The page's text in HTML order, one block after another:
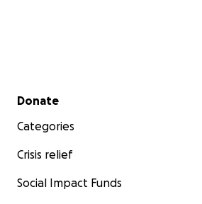
Secondary menu
Donate
Categories
Crisis relief
Social Impact Funds